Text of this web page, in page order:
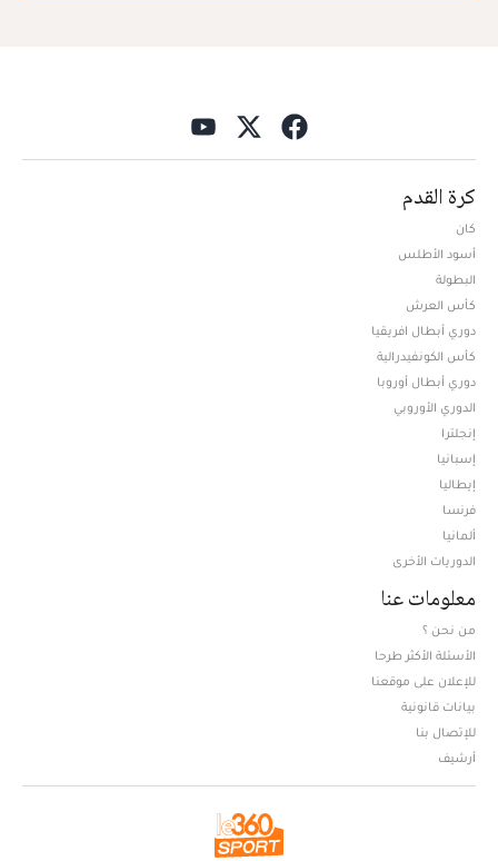
كرة القدم
كان
أسود الأطلس
البطولة
كأس العرش
دوري أبطال افريقيا
كأس الكونفيدرالية
دوري أبطال أوروبا
الدوري الأوروبي
إنجلترا
إسبانيا
إيطاليا
فرنسا
ألمانيا
الدوريات الأخرى
معلومات عنا
من نحن ؟
الأسئلة الأكثر طرحا
للإعلان على موقعنا
بيانات قانونية
للإتصال بنا
أرشيف